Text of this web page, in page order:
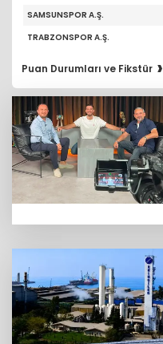
SAMSUNSPOR A.Ş.
TRABZONSPOR A.Ş.
Puan Durumları ve Fikstür ›